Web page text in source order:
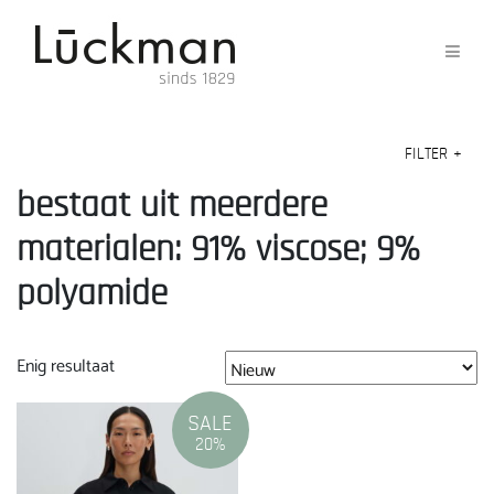
FILTER +
bestaat uit meerdere
materialen: 91% viscose; 9%
polyamide
Enig resultaat
SALE
20%